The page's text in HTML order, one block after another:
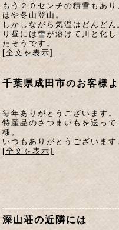
もう２０センチの積雪もあ
はや冬山登山。
しかしながら気温はどんど
り昼には雪が溶けて川と化
たそうです。
[全文を表示]
千葉県成田市のお客様よ
毎年ありがとうございます。
特産品のさつまいもを送っ
様。
いつもありがとうございます
[全文を表示]
深山荘の近隣には